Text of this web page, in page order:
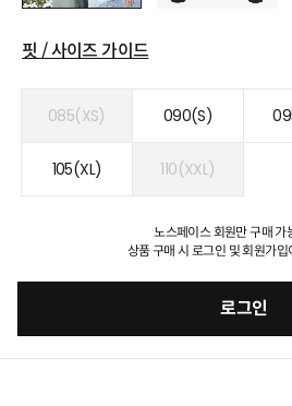
핏 / 사이즈 가이드
085(XS) 090(S)
105(XL) 110(XXL)
노스페이스 회원만 구매 가
상품 구매 시 로그인 및 회원가
로그인